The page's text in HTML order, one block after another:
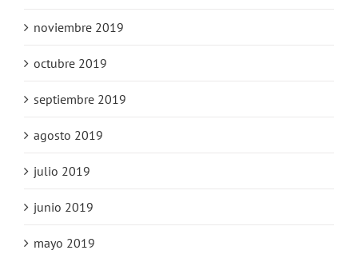
noviembre 2019
octubre 2019
septiembre 2019
agosto 2019
julio 2019
junio 2019
mayo 2019